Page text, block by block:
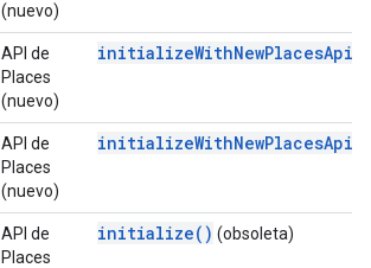
(nuevo)
API de
Places
(nuevo)
API de
Places
(nuevo)
API de
Places
initialize() (obsoleta)